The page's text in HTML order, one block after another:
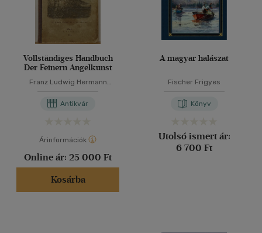
Vollständiges Handbuch
Der Feinern Angelkunst
Franz Ludwig Hermann
Antikvár
Árinformációk
Online ár: 25 000 Ft
Kosárba
A magyar halászat
Fischer Frigyes
Könyv
Utolsó ismert ár:
6 700 Ft